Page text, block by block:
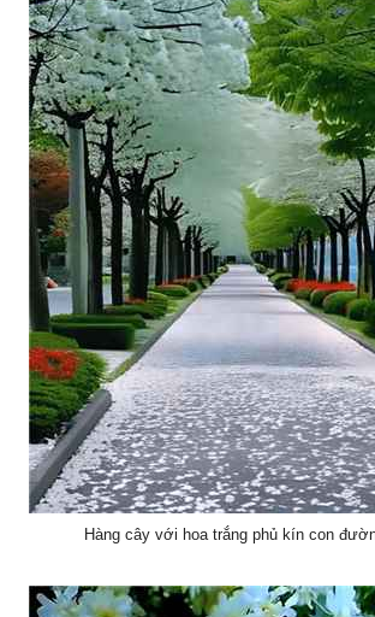
Hàng cây với hoa trắng phủ kín con